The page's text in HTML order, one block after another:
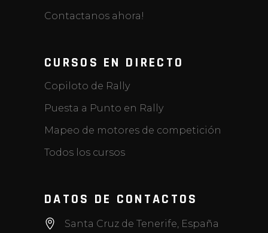
Contactanos ahora!
CURSOS EN DIRECTO
Copiloto de Rally
Puesta a Punto en Rally
Mapeo de motores de competición
Todos los cursos
DATOS DE CONTACTOS
Santa Cruz de Tenerife, España